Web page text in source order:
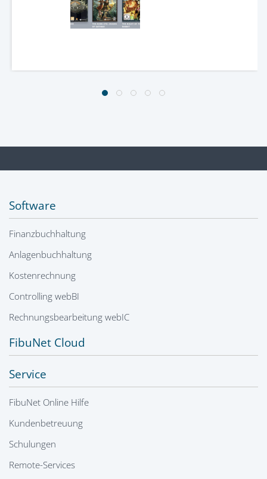
Software
Finanzbuchhaltung
Anlagenbuchhaltung
Kostenrechnung
Controlling webBI
Rechnungsbearbeitung webIC
FibuNet Cloud
Service
FibuNet Online Hilfe
Kundenbetreuung
Schulungen
Remote-Services